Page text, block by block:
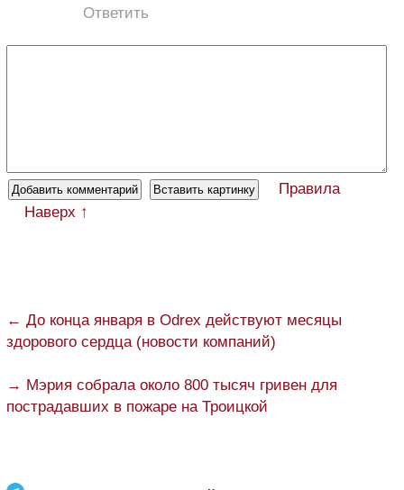
Ответить
Правила
Наверх ↑
← До конца января в Odrex действуют месяцы
здорового сердца (новости компаний)
→ Мэрия собрала около 800 тысяч гривен для
пострадавших в пожаре на Троицкой